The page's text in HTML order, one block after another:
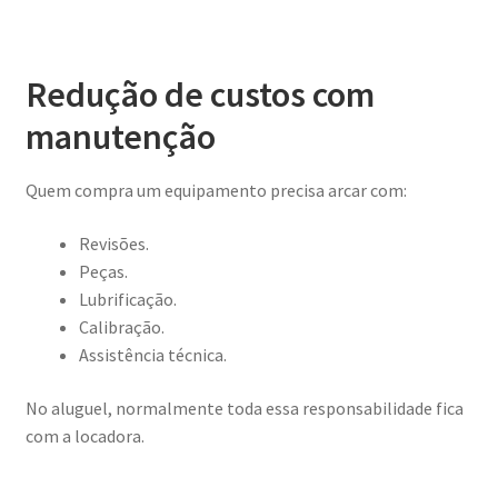
Redução de custos com
manutenção
Quem compra um equipamento precisa arcar com:
Revisões.
Peças.
Lubrificação.
Calibração.
Assistência técnica.
No aluguel, normalmente toda essa responsabilidade fica
com a locadora.